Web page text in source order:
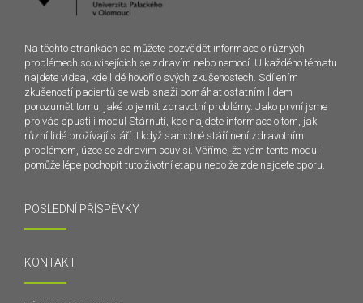
Na těchto stránkách se můžete dozvědět informace o různých
problémech souvisejících se zdravím nebo nemocí. U každého tématu
najdete videa, kde lidé hovoří o svých zkušenostech. Sdílením
zkušeností pacientů se web snaží pomáhat ostatním lidem
porozumět tomu, jaké to je mít zdravotní problémy. Jako první jsme
pro vás spustili modul Stárnutí, kde najdete informace o tom, jak
různí lidé prožívají stáří. I když samotné stáří není zdravotním
problémem, úzce se zdravím souvisí. Věříme, že vám tento modul
pomůže lépe pochopit tuto životní etapu nebo že zde najdete oporu.
POSLEDNÍ PŘÍSPĚVKY
KONTAKT